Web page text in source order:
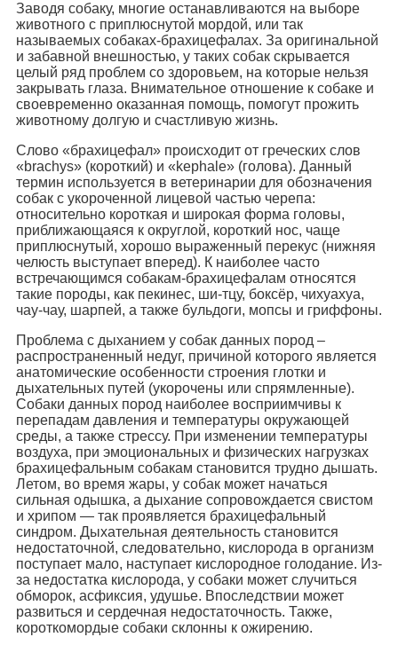
Заводя собаку, многие останавливаются на выборе
животного с приплюснутой мордой, или так
называемых собаках-брахицефалах. За оригинальной
и забавной внешностью, у таких собак скрывается
целый ряд проблем со здоровьем, на которые нельзя
закрывать глаза. Внимательное отношение к собаке и
своевременно оказанная помощь, помогут прожить
животному долгую и счастливую жизнь.
Слово «брахицефал» происходит от греческих слов
«brachys» (короткий) и «kephale» (голова). Данный
термин используется в ветеринарии для обозначения
собак с укороченной лицевой частью черепа:
относительно короткая и широкая форма головы,
приближающаяся к округлой, короткий нос, чаще
приплюснутый, хорошо выраженный перекус (нижняя
челюсть выступает вперед). К наиболее часто
встречающимся собакам-брахицефалам относятся
такие породы, как пекинес, ши-тцу, боксёр, чихуахуа,
чау-чау, шарпей, а также бульдоги, мопсы и гриффоны.
Проблема с дыханием у собак данных пород –
распространенный недуг, причиной которого является
анатомические особенности строения глотки и
дыхательных путей (укорочены или спрямленные).
Собаки данных пород наиболее восприимчивы к
перепадам давления и температуры окружающей
среды, а также стрессу. При изменении температуры
воздуха, при эмоциональных и физических нагрузках
брахицефальным собакам становится трудно дышать.
Летом, во время жары, у собак может начаться
сильная одышка, а дыхание сопровождается свистом
и хрипом — так проявляется брахицефальный
синдром. Дыхательная деятельность становится
недостаточной, следовательно, кислорода в организм
поступает мало, наступает кислородное голодание. Из-
за недостатка кислорода, у собаки может случиться
обморок, асфиксия, удушье. Впоследствии может
развиться и сердечная недостаточность. Также,
короткомордые собаки склонны к ожирению.